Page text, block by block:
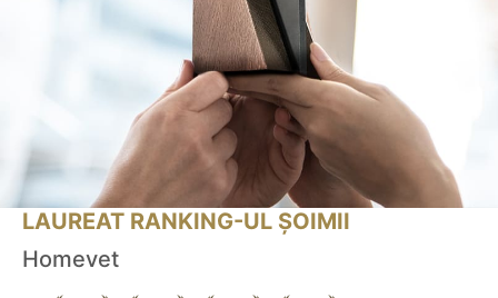
LAUREAT RANKING-UL ȘOIMII
Homevet